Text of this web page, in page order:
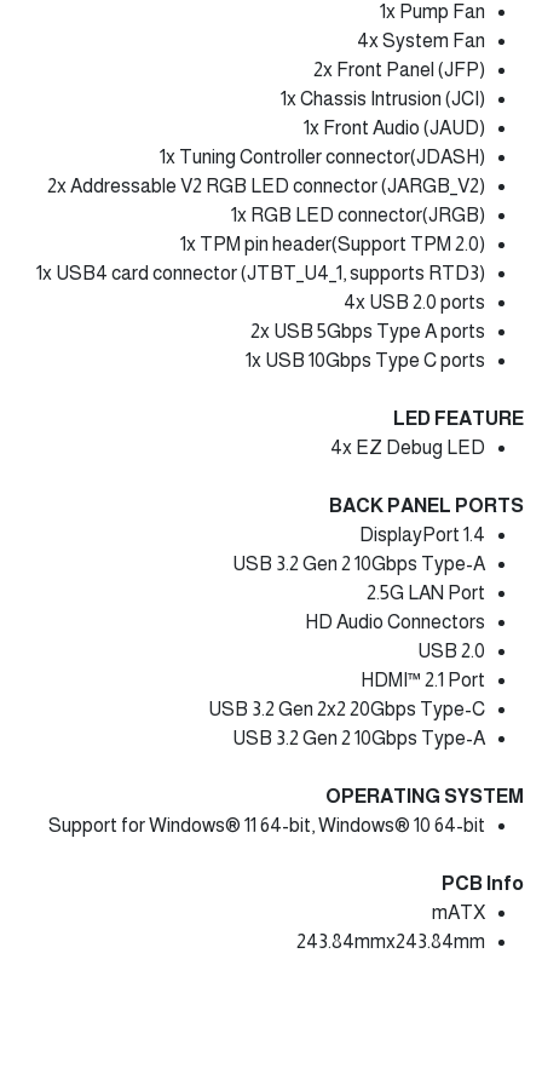
1x Pump Fan
4x System Fan
2x Front Panel (JFP)
1x Chassis Intrusion (JCI)
1x Front Audio (JAUD)
1x Tuning Controller connector(JDASH)
2x Addressable V2 RGB LED connector (JARGB_V2)
1x RGB LED connector(JRGB)
1x TPM pin header(Support TPM 2.0)
1x USB4 card connector (JTBT_U4_1, supports RTD3)
4x USB 2.0 ports
2x USB 5Gbps Type A ports
1x USB 10Gbps Type C ports
LED FEATURE
4x EZ Debug LED
BACK PANEL PORTS
DisplayPort 1.4
USB 3.2 Gen 2 10Gbps Type-A
2.5G LAN Port
HD Audio Connectors
USB 2.0
HDMI™ 2.1 Port
USB 3.2 Gen 2x2 20Gbps Type-C
USB 3.2 Gen 2 10Gbps Type-A
OPERATING SYSTEM
Support for Windows® 11 64-bit, Windows® 10 64-bit
PCB Info
mATX
243.84mmx243.84mm